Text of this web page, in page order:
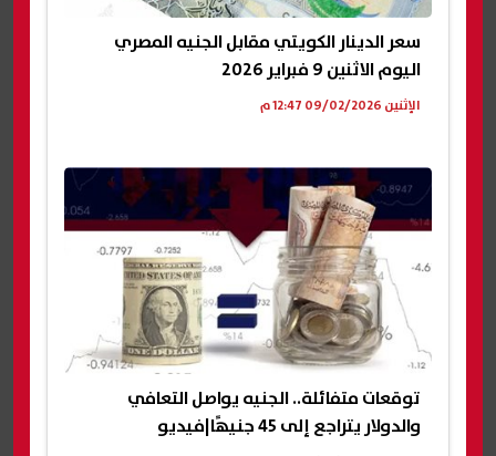
سعر الدينار الكويتي مقابل الجنيه المصري
اليوم الاثنين 9 فبراير 2026
الإثنين 09/02/2026 12:47 م
توقعات متفائلة.. الجنيه يواصل التعافي
والدولار يتراجع إلى 45 جنيهًا|فيديو